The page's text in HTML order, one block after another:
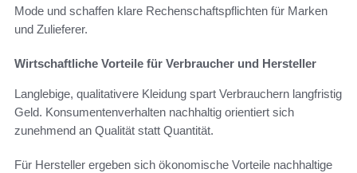
Mode und schaffen klare Rechenschaftspflichten für Marken
und Zulieferer.
Wirtschaftliche Vorteile für Verbraucher und Hersteller
Langlebige, qualitativere Kleidung spart Verbrauchern langfristig
Geld. Konsumentenverhalten nachhaltig orientiert sich
zunehmend an Qualität statt Quantität.
Für Hersteller ergeben sich ökonomische Vorteile nachhaltige